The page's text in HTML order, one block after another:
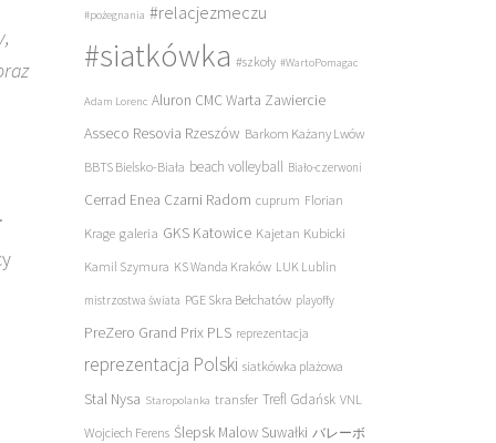
#pożegnania #relacjezmeczu
#siatkówka #szkoły #WartoPomagac
Adam Lorenc Aluron CMC Warta Zawiercie
Asseco Resovia Rzeszów Barkom Każany Lwów
BBTS Bielsko-Biała beach volleyball Biało-czerwoni
Cerrad Enea Czarni Radom cuprum Florian
Krage galeria GKS Katowice Kajetan Kubicki
Kamil Szymura KS Wanda Kraków LUK Lublin
mistrzostwa świata PGE Skra Bełchatów playoffy
PreZero Grand Prix PLS reprezentacja
reprezentacja Polski siatkówka plażowa
Stal Nysa Staropolanka transfer Trefl Gdańsk VNL
Wojciech Ferens Ślepsk Malow Suwałki バレーボ